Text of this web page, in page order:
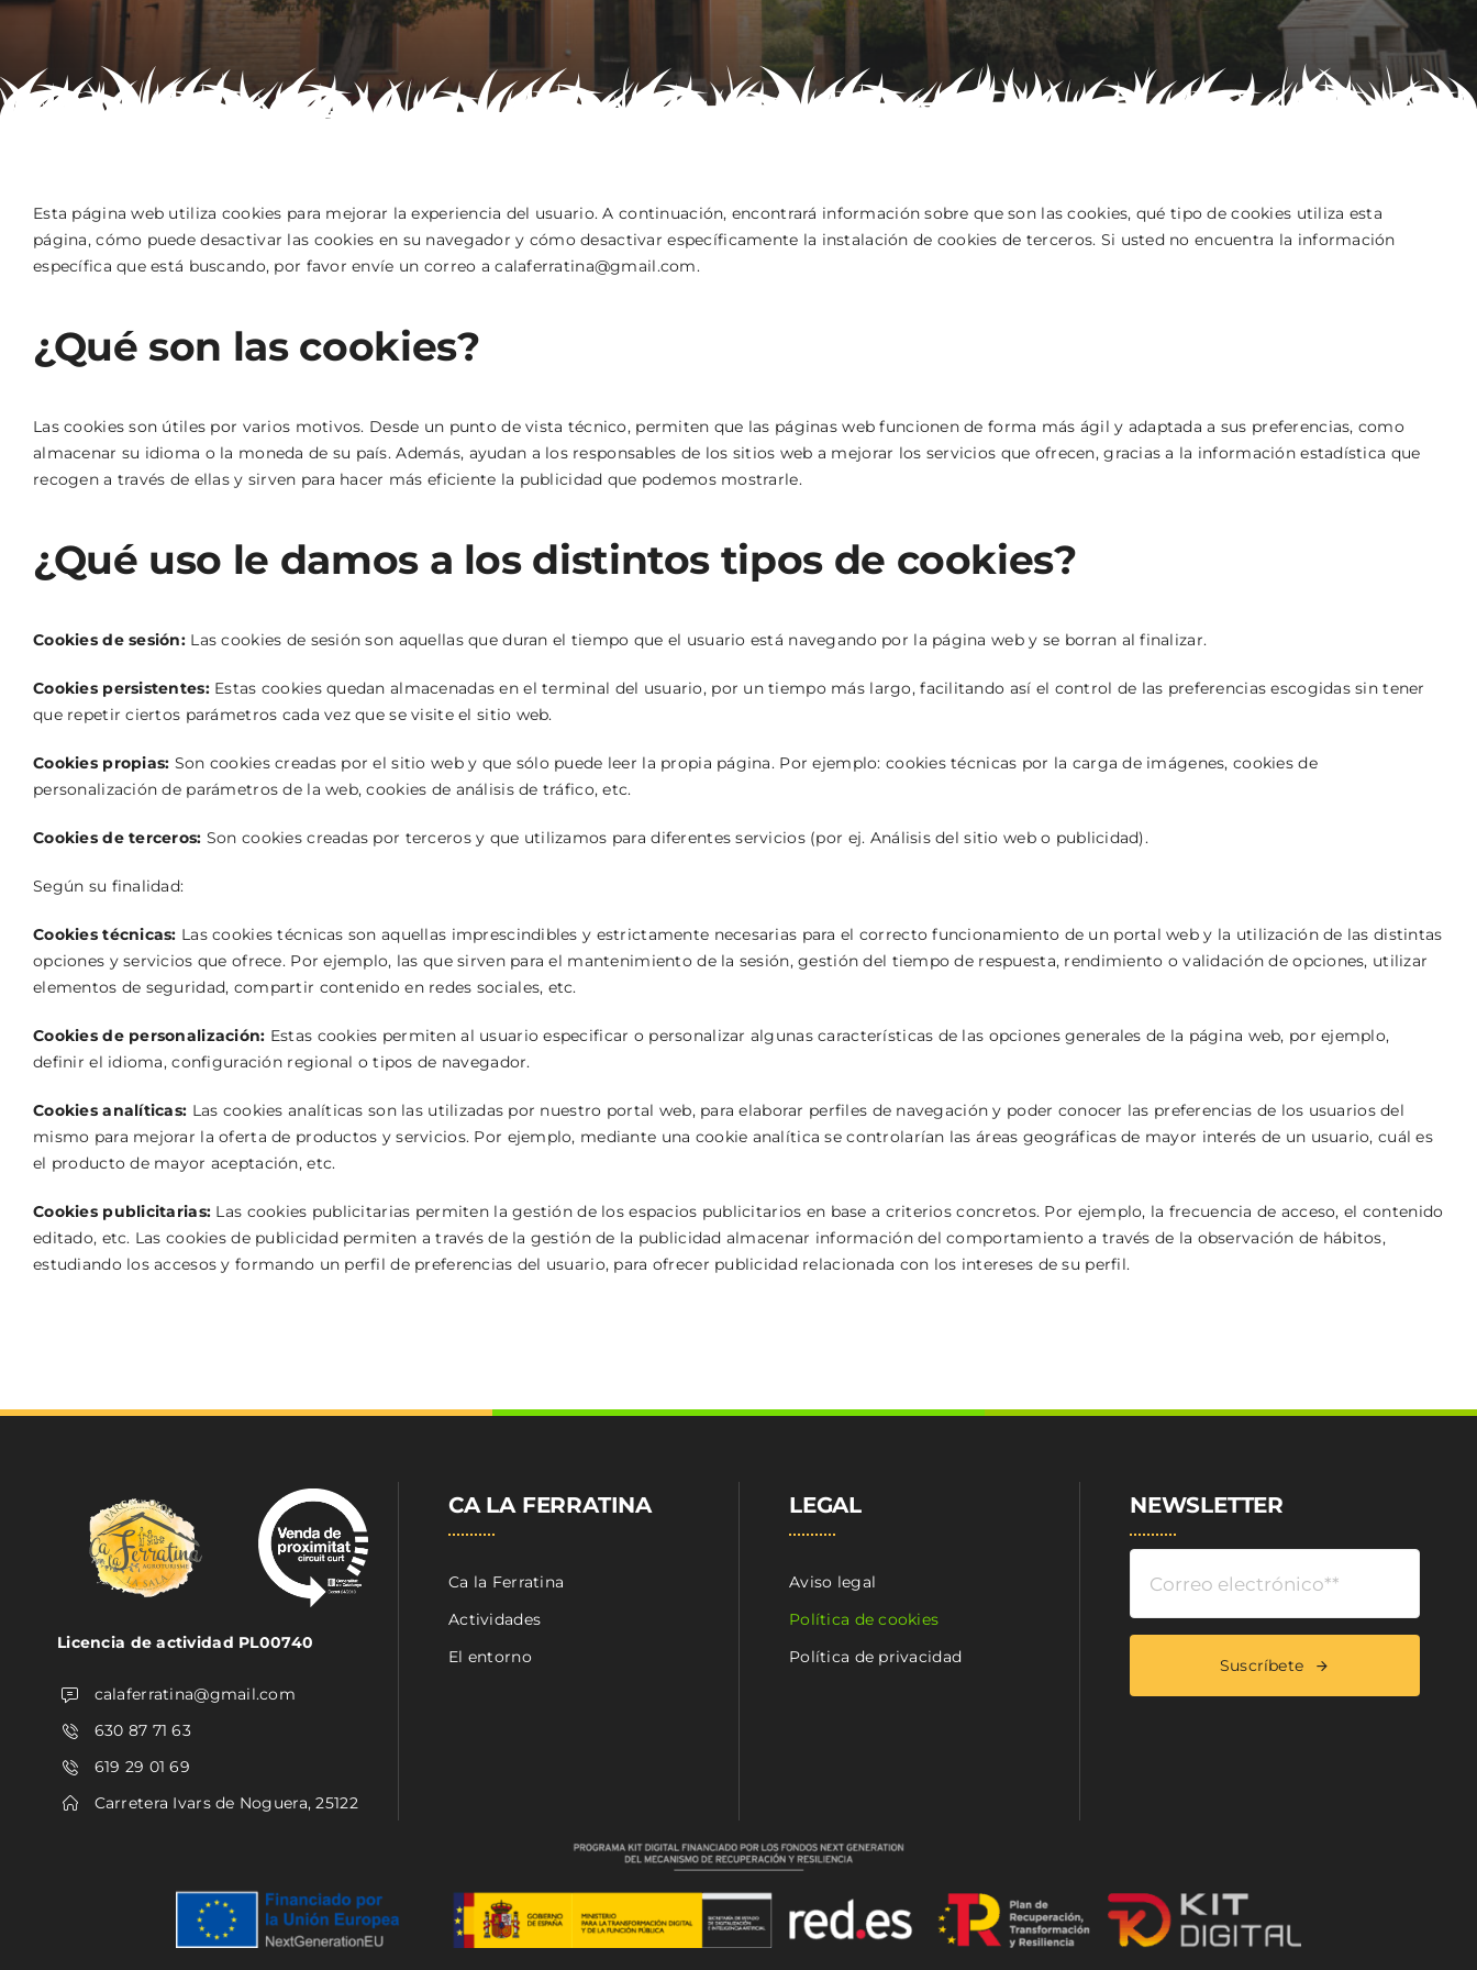
Esta página web utiliza cookies para mejorar la experiencia del usuario. A continuación, encontrará información sobre que son las cookies, qué tipo de cookies utiliza esta
página, cómo puede desactivar las cookies en su navegador y cómo desactivar específicamente la instalación de cookies de terceros. Si usted no encuentra la información
específica que está buscando, por favor envíe un correo a calaferratina@gmail.com.
¿Qué son las cookies?
Las cookies son útiles por varios motivos. Desde un punto de vista técnico, permiten que las páginas web funcionen de forma más ágil y adaptada a sus preferencias, como
almacenar su idioma o la moneda de su país. Además, ayudan a los responsables de los sitios web a mejorar los servicios que ofrecen, gracias a la información estadística que
recogen a través de ellas y sirven para hacer más eficiente la publicidad que podemos mostrarle.
¿Qué uso le damos a los distintos tipos de cookies?
Cookies de sesión: Las cookies de sesión son aquellas que duran el tiempo que el usuario está navegando por la página web y se borran al finalizar.
Cookies persistentes:Estas cookies quedan almacenadas en el terminal del usuario, por un tiempo más largo, facilitando así el control de las preferencias escogidas sin tener
que repetir ciertos parámetros cada vez que se visite el sitio web.
Cookies propias: Son cookies creadas por el sitio web y que sólo puede leer la propia página. Por ejemplo: cookies técnicas por la carga de imágenes, cookies de
personalización de parámetros de la web, cookies de análisis de tráfico, etc.
Cookies de terceros: Son cookies creadas por terceros y que utilizamos para diferentes servicios (por ej. Análisis del sitio web o publicidad).
Según su finalidad:
Cookies técnicas: Las cookies técnicas son aquellas imprescindibles y estrictamente necesarias para el correcto funcionamiento de un portal web y la utilización de las distintas
opciones y servicios que ofrece. Por ejemplo, las que sirven para el mantenimiento de la sesión, gestión del tiempo de respuesta, rendimiento o validación de opciones, utilizar
elementos de seguridad, compartir contenido en redes sociales, etc.
Cookies de personalización: Estas cookies permiten al usuario especificar o personalizar algunas características de las opciones generales de la página web, por ejemplo,
definir el idioma, configuración regional o tipos de navegador.
Cookies analíticas: Las cookies analíticas son las utilizadas por nuestro portal web, para elaborar perfiles de navegación y poder conocer las preferencias de los usuarios del
mismo para mejorar la oferta de productos y servicios. Por ejemplo, mediante una cookie analítica se controlarían las áreas geográficas de mayor interés de un usuario, cuál es
el producto de mayor aceptación, etc.
Cookies publicitarias: Las cookies publicitarias permiten la gestión de los espacios publicitarios en base a criterios concretos. Por ejemplo, la frecuencia de acceso, el contenido
editado, etc. Las cookies de publicidad permiten a través de la gestión de la publicidad almacenar información del comportamiento a través de la observación de hábitos,
estudiando los accesos y formando un perfil de preferencias del usuario, para ofrecer publicidad relacionada con los intereses de su perfil.
Licencia de actividad PL00740
calaferratina@gmail.com
630 87 71 63
619 29 01 69
Carretera Ivars de Noguera, 25122
CA LA FERRATINA
Ca la Ferratina
Actividades
El entorno
LEGAL
Aviso legal
Política de cookies
Política de privacidad
NEWSLETTER
Suscríbete